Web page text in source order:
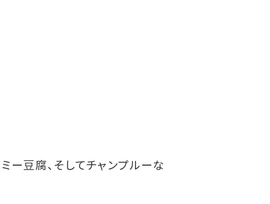
ー豆腐、そしてチャンプルーな